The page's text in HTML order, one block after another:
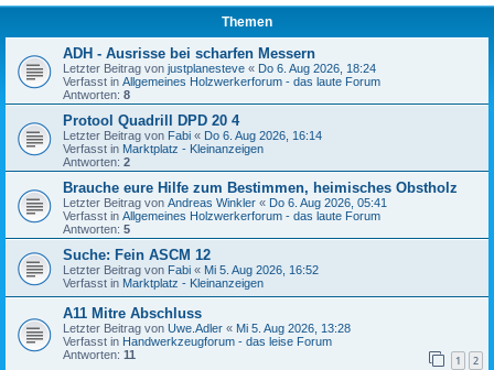
Themen
ADH - Ausrisse bei scharfen Messern
Letzter Beitrag von justplanesteve « Do 6. Aug 2026, 18:24
Verfasst in Allgemeines Holzwerkerforum - das laute Forum
Antworten: 8
Protool Quadrill DPD 20 4
Letzter Beitrag von Fabi « Do 6. Aug 2026, 16:14
Verfasst in Marktplatz - Kleinanzeigen
Antworten: 2
Brauche eure Hilfe zum Bestimmen, heimisches Obstholz
Letzter Beitrag von Andreas Winkler « Do 6. Aug 2026, 05:41
Verfasst in Allgemeines Holzwerkerforum - das laute Forum
Antworten: 5
Suche: Fein ASCM 12
Letzter Beitrag von Fabi « Mi 5. Aug 2026, 16:52
Verfasst in Marktplatz - Kleinanzeigen
A11 Mitre Abschluss
Letzter Beitrag von Uwe.Adler « Mi 5. Aug 2026, 13:28
Verfasst in Handwerkzeugforum - das leise Forum
Antworten: 11 1 2